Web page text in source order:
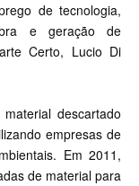
de tecnologia,
e geração de
Certo, Lucio Di
descartado
empresas de
Em 2011,
de material para